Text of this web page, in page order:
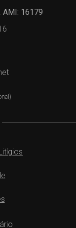
AMI: 16179